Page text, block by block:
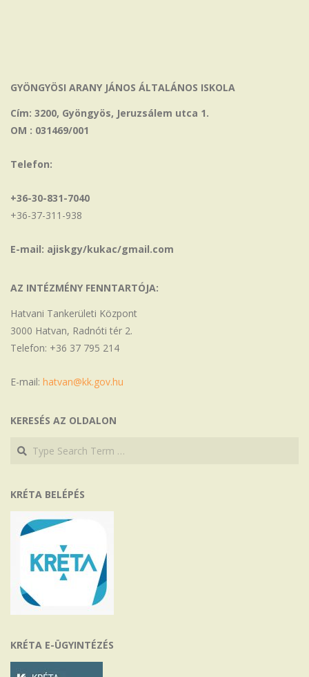
GYÖNGYÖSI ARANY JÁNOS ÁLTALÁNOS ISKOLA
Cím: 3200, Gyöngyös, Jeruzsálem utca 1.
OM : 031469/001
Telefon:
+36-30-831-7040
+36-37-311-938
E-mail: ajiskgy/kukac/gmail.com
AZ INTÉZMÉNY FENNTARTÓJA:
Hatvani Tankerületi Központ
3000 Hatvan, Radnóti tér 2.
Telefon: +36 37 795 214
E-mail: hatvan@kk.gov.hu
KERESÉS AZ OLDALON
Search
Search
KRÉTA BELÉPÉS
KRÉTA E-ÜGYINTÉZÉS